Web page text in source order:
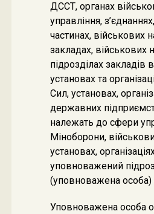
ДССТ, органах
управління,
частинах, військових
закладах, військових
підрозділах закладів
установах та
Сил, установах,
державних
належать до сфери
Міноборони,
установах,
уповноважений
(уповноважена особа)
Уповноважена особа